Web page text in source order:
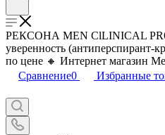
РЕКСОНА MEN ClLINICAL
уверенность
по цене 🔸 Интернет магазин
Сравнение0 Избранные